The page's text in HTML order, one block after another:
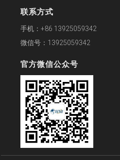
联系方式
手机：+86 13925059342
微信号：13925059342
官方微信公众号